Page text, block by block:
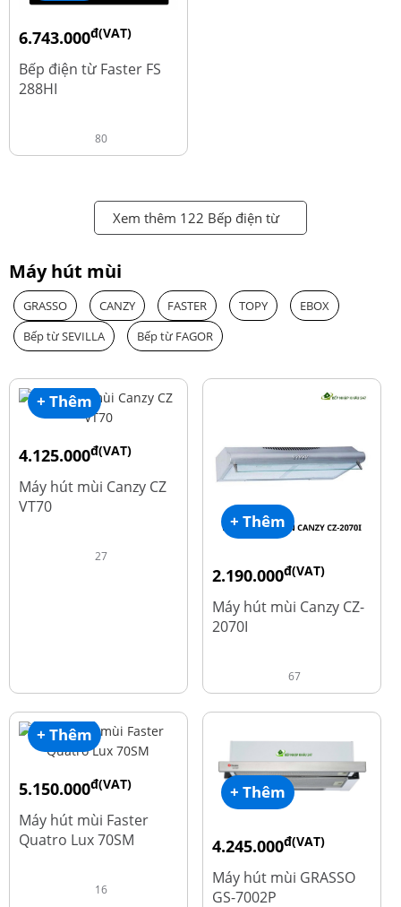
6.743.000đ(VAT)
8.990.000
Bếp điện từ Faster FS
288HI
80
Xem thêm 122 Bếp điện từ
Máy hút mùi
GRASSO CANZY FASTER TOPY
EBOX
Bếp từ SEVILLA
Bếp từ FAGOR
+ Thêm
4.125.000đ(VAT)
8.500.000
Máy hút mùi Canzy CZ
VT70
27
+ Thêm
2.190.000đ(VAT)
Máy hút mùi Canzy CZ-
2070I
67
+ Thêm
5.150.000đ(VAT)
Máy hút mùi Faster
Quatro Lux 70SM
16
+ Thêm
4.245.000đ(VAT)
5.660.000
Máy hút mùi GRASSO
GS-7002P